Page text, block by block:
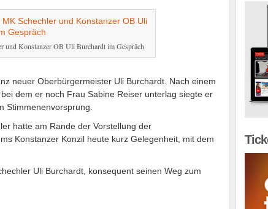
und Konstanzer OB Uli Burchardt im Gespräch
neuer Oberbürgermeister Uli Burchardt. Nach einem
dem er noch Frau Sabine Reiser unterlag siegte er
Stimmenenvorsprung.
hatte am Rande der Vorstellung der
Konstanzer Konzil heute kurz Gelegenheit, mit dem
Uli Burchardt, konsequent seinen Weg zum